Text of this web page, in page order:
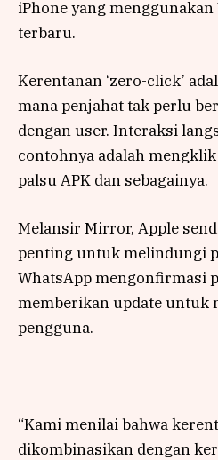
iPhone yang
terbaru.
Kerentanan ‘zero-click’
mana penjahat tak perlu
dengan user. Interaksi
contohnya adalah
palsu APK dan sebagainya.
Melansir Mirror, Apple
penting untuk melindungi
WhatsApp mengonfirmasi
memberikan update untuk
pengguna.
“Kami menilai bahwa
dikombinasikan dengan